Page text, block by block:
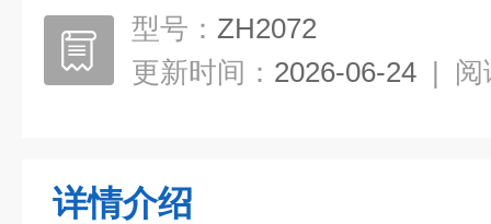
型号： ZH2072
更新时间： 2026-06-24 | 阅
详情介绍